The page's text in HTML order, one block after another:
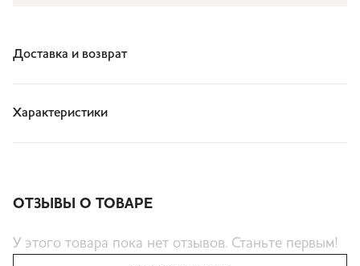
Доставка и возврат
Характеристики
ОТЗЫВЫ О ТОВАРЕ
У этого товара пока нет отзывов. Станьте первым!